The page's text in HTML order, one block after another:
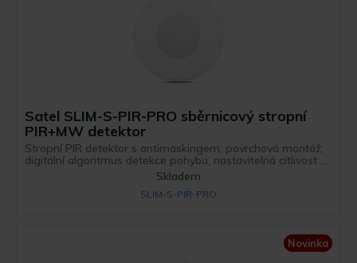
Satel SLIM-S-PIR-PRO sběrnicový stropní
PIR+MW detektor
Stropní PIR detektor s antimaskingem, povrchová montáž,
digitální algoritmus detekce pohybu, nastavitelná citlivost ...
Skladem
SLIM-S-PIR-PRO
Novinka